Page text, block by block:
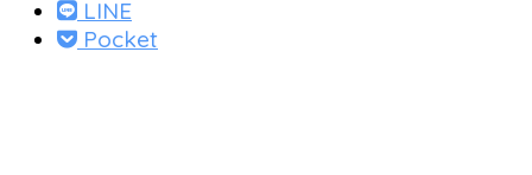
LINE
Pocket